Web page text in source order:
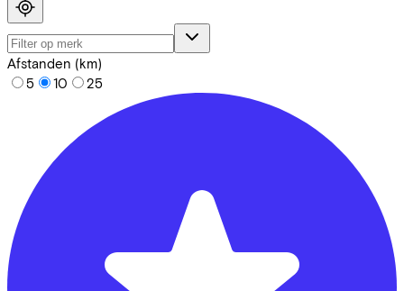
Afstanden (km)
5
10 25